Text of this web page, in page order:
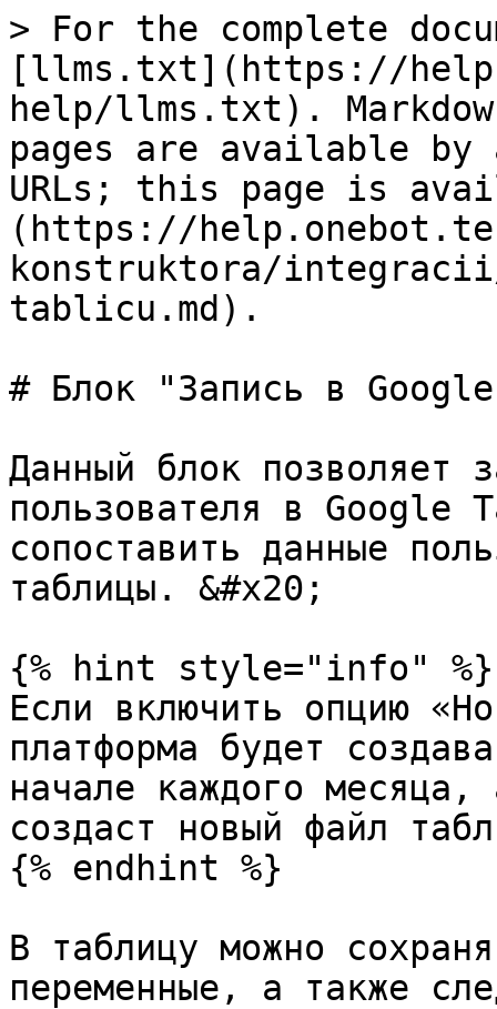
> For the complete
[llms.txt](https://
help/llms.txt).
pages are available by
URLs; this page is
(https://
konstruktora/
tablicu.md).
# Блок "Запись в
Данный блок позволяет
пользователя в Google
сопоставить данные
таблицы. &#x20;
{% hint style="info" %}
Если включить опцию
платформа будет
начале каждого
создаст новый файл
{% endhint %}
В таблицу можно
переменные, а также